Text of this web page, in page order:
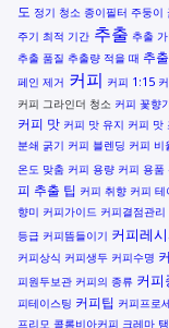
도 정기 청소 종이필터 주둥이
주기 최적 기간 추출 추출
추출 품질 추출량 적을 때 추
페인 제거 커피 커피 1:15
커피 그라인더 청소 커피 꽃향
커피 맛 커피 맛 유지 커피 맛
분쇄 굵기 커피 블렌딩 커피 비
온도 맞춤 커피 용량 커피 용품
피 추출 팁 커피 취향 커피 테
향미 커피가이드 커피결점관리
등급 커피뜸들이기 커피레
커피상식 커피생두 커피수명
피원두보관 커피의 종류 커피
피테이스팅 커피팁 커피프로
프리모 콜롬비아커피 크레마